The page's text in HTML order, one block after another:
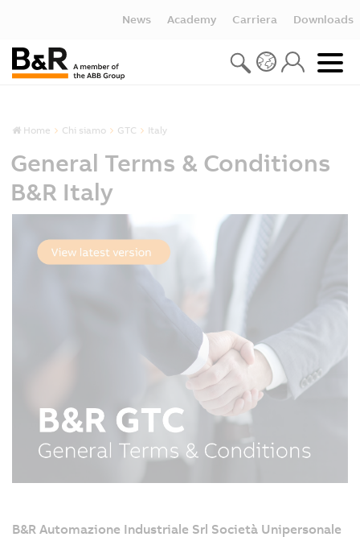
News Academy Carriera Downloads
Home Chi siamo GTC Italy
General Terms & Conditions
B&R Italy
B&R Automazione Industriale Srl Società Unipersonale